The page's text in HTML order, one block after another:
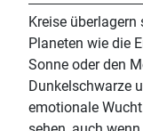
Kreise
Planeten wie die
Sonne oder den
Dunkelschwarze
emotionale